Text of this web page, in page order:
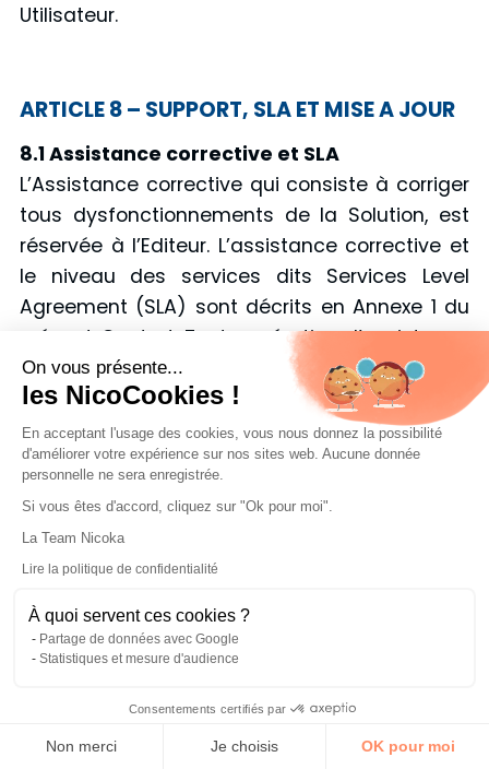
Utilisateur.
ARTICLE 8 – SUPPORT, SLA ET MISE A JOUR
8.1 Assistance corrective et SLA
L’Assistance corrective qui consiste à corriger
tous dysfonctionnements de la Solution, est
réservée à l’Editeur. L’assistance corrective et
le niveau des services dits Services Level
Agreement (SLA) sont décrits en Annexe 1 du
présent Contrat. Toute opération d’assistance
numérique sollicitée par le Client aura lieu par
l’ouverture de ticket selon les modalités
décrites en Annexe 1 du présent Contrat.
8.2. Mises à jour
8.2.1
Dans le cadre de la fourniture des
versions de mise à jour, l’Editeur s’efforcera de
maintenir un niveau de qualité suffisant de la
Solution. A ce titre, l’Editeur fournira au Client
pendant toute la durée de son abonnement
toutes les fois qu’elle l’estimera nécessaire,
des versions de mise à jour de la Solution.
L’Editeur se réserve le droit d’interrompre la
mise à la disposition des Utilisateurs de tout
On vous présente...
les NicoCookies !
En acceptant l'usage des cookies, vous nous donnez la possibilité
d'améliorer votre expérience sur nos sites web. Aucune donnée
personnelle ne sera enregistrée.
Si vous êtes d'accord, cliquez sur "Ok pour moi".
La Team Nicoka
Lire la politique de confidentialité
À quoi servent ces cookies ?
Partage de données avec Google
Statistiques et mesure d'audience
Consentements certifiés par
Non merci Je choisis OK pour moi